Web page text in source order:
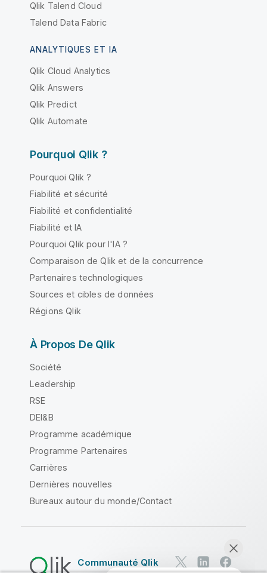
Qlik Talend Cloud
Talend Data Fabric
ANALYTIQUES ET IA
Qlik Cloud Analytics
Qlik Answers
Qlik Predict
Qlik Automate
Pourquoi Qlik ?
Pourquoi Qlik ?
Fiabilité et sécurité
Fiabilité et confidentialité
Fiabilité et IA
Pourquoi Qlik pour l'IA ?
Comparaison de Qlik et de la concurrence
Partenaires technologiques
Sources et cibles de données
Régions Qlik
À Propos De Qlik
Société
Leadership
RSE
DEI&B
Programme académique
Programme Partenaires
Carrières
Dernières nouvelles
Bureaux autour du monde/Contact
Communauté Qlik